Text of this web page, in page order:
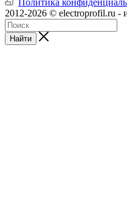
2012-2026 © electroprofil.ru -
Найти